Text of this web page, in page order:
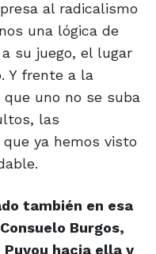
al radicalismo
una lógica de
su juego, el lugar
Y frente a la
uno no se suba
las
ya hemos visto
también en esa
Burgos,
hacia ella y